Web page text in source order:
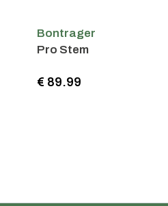
Bontrager
Pro Stem
€ 89.99